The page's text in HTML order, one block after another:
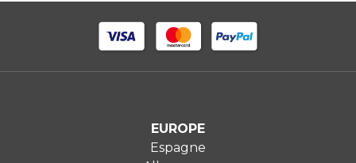
EUROPE
Espagne